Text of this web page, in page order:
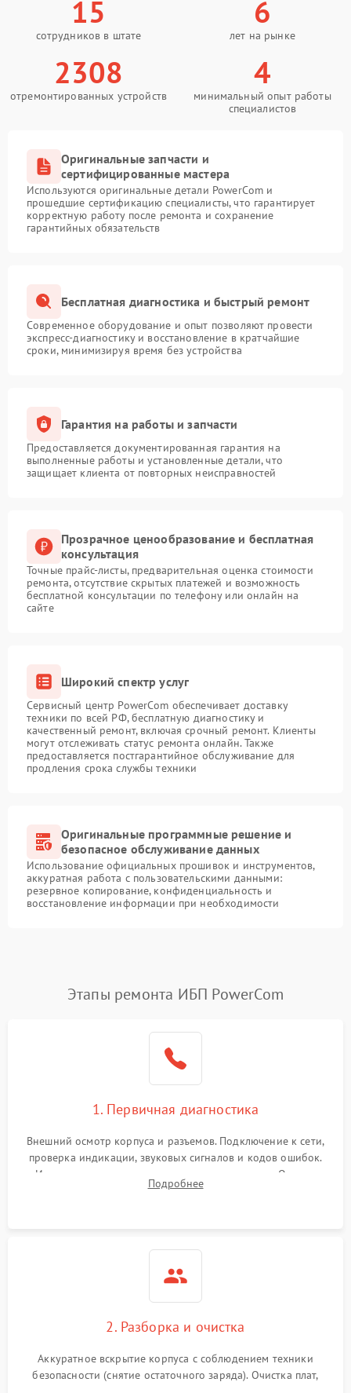
15
сотрудников в штате
6
лет на рынке
2308
отремонтированных устройств
4
минимальный опыт работы
специалистов
Оригинальные запчасти и
сертифицированные мастера
Используются оригинальные детали PowerCom и
прошедшие сертификацию специалисты, что гарантирует
корректную работу после ремонта и сохранение
гарантийных обязательств
Бесплатная диагностика и быстрый ремонт
Современное оборудование и опыт позволяют провести
экспресс-диагностику и восстановление в кратчайшие
сроки, минимизируя время без устройства
Гарантия на работы и запчасти
Предоставляется документированная гарантия на
выполненные работы и установленные детали, что
защищает клиента от повторных неисправностей
Прозрачное ценообразование и бесплатная
консультация
Точные прайс-листы, предварительная оценка стоимости
ремонта, отсутствие скрытых платежей и возможность
бесплатной консультации по телефону или онлайн на
сайте
Широкий спектр услуг
Сервисный центр PowerCom обеспечивает доставку
техники по всей РФ, бесплатную диагностику и
качественный ремонт, включая срочный ремонт. Клиенты
могут отслеживать статус ремонта онлайн. Также
предоставляется постгарантийное обслуживание для
продления срока службы техники
Оригинальные программные решение и
безопасное обслуживание данных
Использование официальных прошивок и инструментов,
аккуратная работа с пользовательскими данными:
резервное копирование, конфиденциальность и
восстановление информации при необходимости
Этапы ремонта ИБП PowerCom
1. Первичная диагностика
Внешний осмотр корпуса и разъемов. Подключение к сети,
проверка индикации, звуковых сигналов и кодов ошибок.
Измерение входного и выходного напряжения. Оценка
реакции ИБП на отключение основного питания без
Подробнее
2. Разборка и очистка
Аккуратное вскрытие корпуса с соблюдением техники
безопасности (снятие остаточного заряда). Очистка плат,